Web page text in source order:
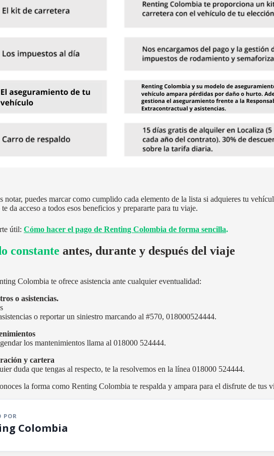
notar, puedes marcar como cumplido cada elemento de la lista si adquieres tu
da acceso a todos esos beneficios y prepararte para tu viaje.
útil: Cómo hacer el pago de Renting Colombia de forma sencilla.
constante antes, durante y después del viaje
Colombia te ofrece asistencia ante cualquier eventualidad:
o asistencias.
o reportar un siniestro marcando al #570, 018000524444.
los mantenimientos llama al 018000 524444.
y cartera
duda que tengas al respecto, te la resolvemos en la línea 018000 524444.
la forma como Renting Colombia te respalda y ampara para el disfrute de tus
POR
Colombia